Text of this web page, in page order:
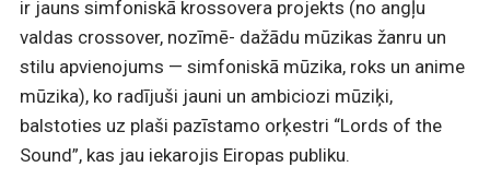
ir jauns simfoniskā krossovera projekts (no angļu
valdas crossover, nozīmē- dažādu mūzikas žanru un
stilu apvienojums — simfoniskā mūzika, roks un anime
mūzika), ko radījuši jauni un ambiciozi mūziķi,
balstoties uz plaši pazīstamo orķestri “Lords of the
Sound”, kas jau iekarojis Eiropas publiku.